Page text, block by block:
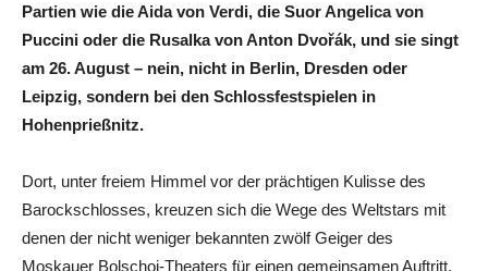
Partien wie die Aida von Verdi, die Suor Angelica von
Puccini oder die Rusalka von Anton Dvořák, und sie singt
am 26. August – nein, nicht in Berlin, Dresden oder
Leipzig, sondern bei den Schlossfestspielen in
Hohenprießnitz.
Dort, unter freiem Himmel vor der prächtigen Kulisse des
Barockschlosses, kreuzen sich die Wege des Weltstars mit
denen der nicht weniger bekannten zwölf Geiger des
Moskauer Bolschoi-Theaters für einen gemeinsamen Auftritt.